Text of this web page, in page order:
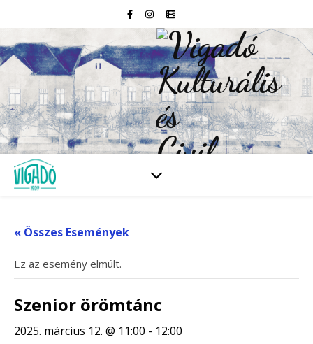
« Összes Események
Ez az esemény elmúlt.
Szenior örömtánc
2025. március 12. @ 11:00 - 12:00